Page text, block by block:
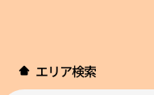
エリア検索